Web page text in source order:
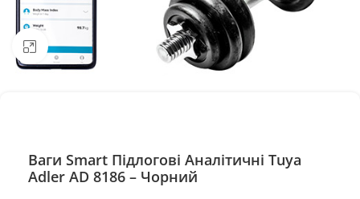
Натисніть, щоб збільшити
Ваги Smart Підлогові Аналітичні Tuya
Adler AD 8186 – Чорний